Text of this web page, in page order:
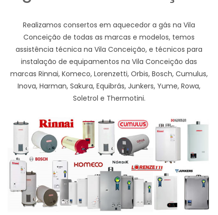
Realizamos consertos em aquecedor a gás na Vila
Conceição de todas as marcas e modelos, temos
assistência técnica na Vila Conceição, e técnicos para
instalação de equipamentos na Vila Conceição das
marcas Rinnai, Komeco, Lorenzetti, Orbis, Bosch, Cumulus,
Inova, Harman, Sakura, Equibrás, Junkers, Yume, Rowa,
Soletrol e Thermotini.